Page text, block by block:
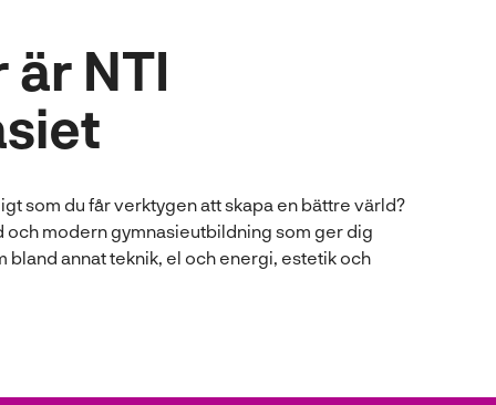
är NTI
som du får verktygen att skapa en bättre värld?
och modern gymnasieutbildning som ger dig
bland annat teknik, el och energi, estetik och